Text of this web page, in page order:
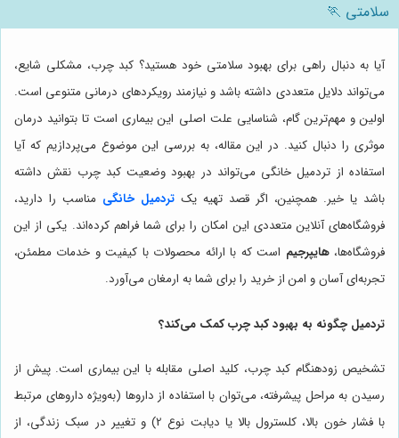
سلامتی 🏃
آیا به دنبال راهی برای بهبود سلامتی خود هستید؟ کبد چرب، مشکلی شایع،
می‌تواند دلایل متعددی داشته باشد و نیازمند رویکردهای درمانی متنوعی است.
اولین و مهم‌ترین گام، شناسایی علت اصلی این بیماری است تا بتوانید درمان
موثری را دنبال کنید. در این مقاله، به بررسی این موضوع می‌پردازیم که آیا
استفاده از تردمیل خانگی می‌تواند در بهبود وضعیت کبد چرب نقش داشته
باشد یا خیر. همچنین، اگر قصد تهیه یک تردمیل خانگی مناسب را دارید،
فروشگاه‌های آنلاین متعددی این امکان را برای شما فراهم کرده‌اند. یکی از این
فروشگاه‌ها،هایپرجیم است که با ارائه محصولات با کیفیت و خدمات مطمئن،
تجربه‌ای آسان و امن از خرید را برای شما به ارمغان می‌آورد.
تردمیل چگونه به بهبود کبد چرب کمک می‌کند؟
تشخیص زودهنگام کبد چرب، کلید اصلی مقابله با این بیماری است. پیش از
رسیدن به مراحل پیشرفته، می‌توان با استفاده از داروها (به‌ویژه داروهای مرتبط
با فشار خون بالا، کلسترول بالا یا دیابت نوع 2) و تغییر در سبک زندگی، از